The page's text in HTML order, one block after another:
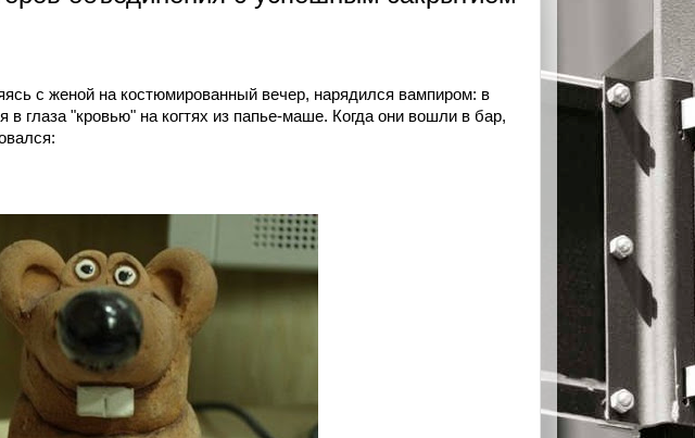
с женой на костюмированный вечер, нарядился вампиром: в
глаза "кровью" на когтях из папье-маше. Когда они вошли в бар,